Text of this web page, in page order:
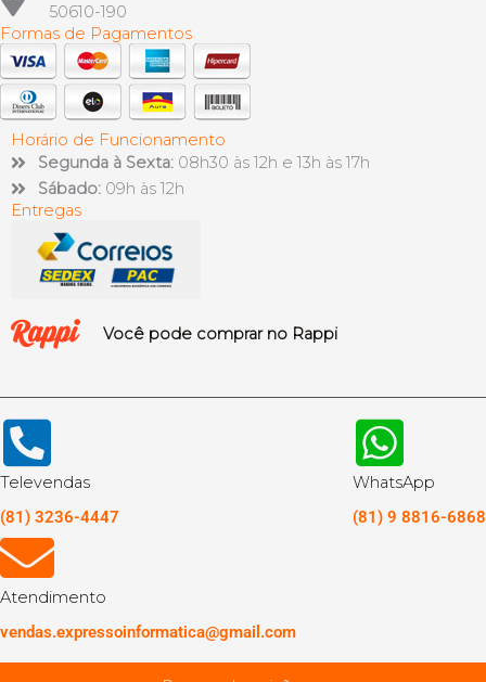
50610-190
Formas de Pagamentos
Horário de Funcionamento
Segunda à Sexta: 08h30 às 12h e 13h às 17h
Sábado: 09h às 12h
Entregas
Você pode comprar no Rappi
Televendas
(81) 3236-4447
WhatsApp
(81) 9 8816-6868
Atendimento
vendas.expressoinformatica@gmail.com